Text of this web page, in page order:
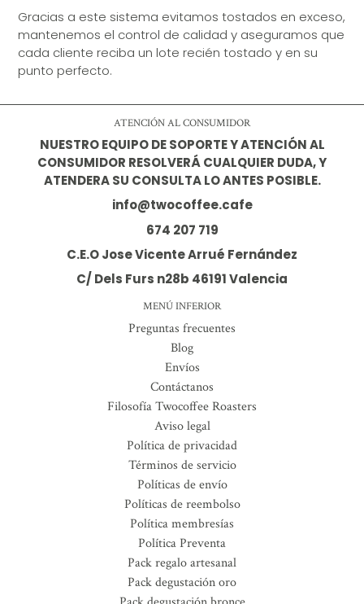
Gracias a este sistema evitamos tostados en exceso,
mantenemos el control de calidad y aseguramos que
cada cliente reciba un lote recién tostado y en su
punto perfecto.
ATENCIÓN AL CONSUMIDOR
NUESTRO EQUIPO DE SOPORTE Y ATENCIÓN AL
CONSUMIDOR RESOLVERÁ CUALQUIER DUDA, Y
ATENDERA SU CONSULTA LO ANTES POSIBLE.
info@twocoffee.cafe
674 207 719
C.E.O Jose Vicente Arrué Fernández
C/ Dels Furs n28b 46191 Valencia
MENÚ INFERIOR
Preguntas frecuentes
Blog
Envíos
Contáctanos
Filosofía Twocoffee Roasters
Aviso legal
Política de privacidad
Términos de servicio
Políticas de envío
Políticas de reembolso
Política membresías
Política Preventa
Pack regalo artesanal
Pack degustación oro